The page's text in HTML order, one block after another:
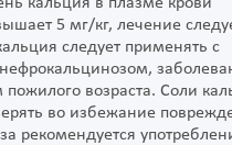
кальция в плазме крови
5 мг/кг, лечение
следует применять с
возраста. Соли
во избежание
рекомендуется